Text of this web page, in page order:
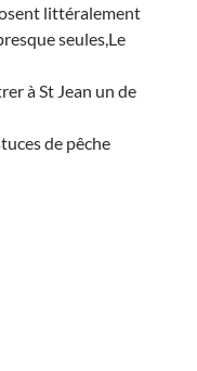
littéralement
seules,Le
à St Jean un de
de pêche